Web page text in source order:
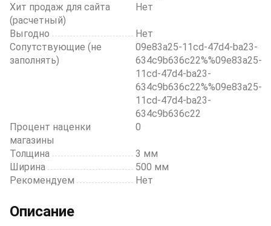
Хит продаж для сайта
(расчетный)
Нет
Выгодно
Нет
Сопутствующие (не
заполнять)
09e83a25-11cd-47d4-ba23-
634c9b636c22%%09e83a25-
11cd-47d4-ba23-
634c9b636c22%%09e83a25-
11cd-47d4-ba23-
634c9b636c22
Процент наценки
магазины
0
Толщина
3 мм
Ширина
500 мм
Рекомендуем
Нет
Описание